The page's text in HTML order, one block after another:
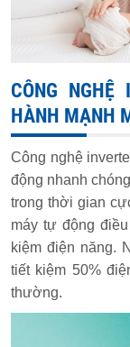
CÔNG
HÀNH MẠNH
Công nghệ
động nhanh
trong thời gian
máy tự động
kiệm điện năng.
tiết kiệm 50%
thường.